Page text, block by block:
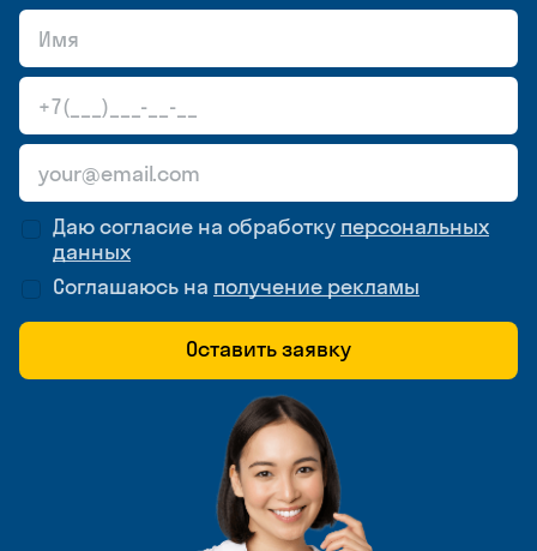
Даю согласие на обработку персональных
данных
Соглашаюсь на получение рекламы
Оставить заявку